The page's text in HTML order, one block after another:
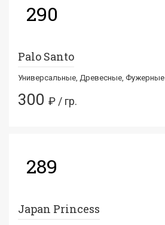
290
Palo Santo
Универсальные, Древесные, Фужерные
300 ₽ / гр.
289
Japan Princess